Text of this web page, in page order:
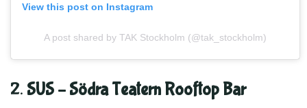
View this post on Instagram
A post shared by TAK Stockholm (@tak_stockholm)
2. SUS – Södra Teatern Rooftop Bar